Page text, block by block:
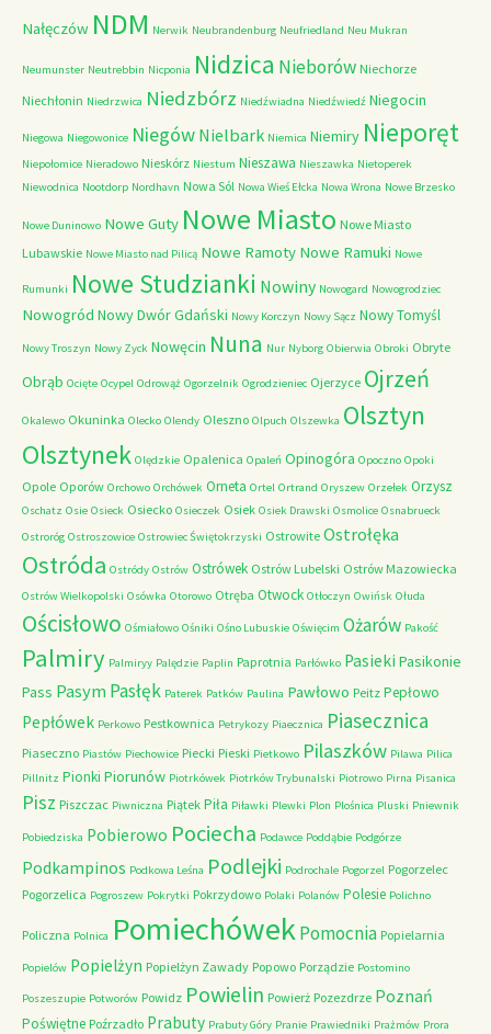
Nałęczów NDM Nerwik Neubrandenburg Neufriedland Neu Mukran
Neumunster Neutrebbin Nicponia Nidzica Nieborów Niechorze
Niechłonin Niedrzwica Niedzbórz Niedźwiadna Niedźwiedź Niegocin
Niegowa Niegowonice Niegów Nielbark Niemica Niemiry Nieporęt
Niepołomice Nieradowo Nieskórz Niestum Nieszawa Nieszawka Nietoperek
Niewodnica Nootdorp Nordhavn Nowa Sól Nowa Wieś Ełcka Nowa Wrona Nowe Brzesko
Nowe Duninowo Nowe Guty Nowe Miasto Nowe Miasto
Lubawskie Nowe Miasto nad Pilicą Nowe Ramoty Nowe Ramuki Nowe
Rumunki Nowe Studzianki Nowiny Nowogard Nowogrodziec
Nowogród Nowy Dwór Gdański Nowy Korczyn Nowy Sącz Nowy Tomyśl
Nowy Troszyn Nowy Zyck Nowęcin Nuna Nur Nyborg Obierwia Obroki Obryte
Obrąb Ocięte Ocypel Odrowąż Ogorzelnik Ogrodzieniec Ojerzyce Ojrzeń
Okalewo Okuninka Olecko Olendy Oleszno Olpuch Olszewka Olsztyn
Olsztynek Olędzkie Opalenica Opaleń Opinogóra Opoczno Opoki
Opole Oporów Orchowo Orchówek Orneta Ortel Ortrand Oryszew Orzełek Orzysz
Oschatz Osie Osieck Osiecko Osieczek Osiek Osiek Drawski Osmolice Osnabrueck
Ostroróg Ostroszowice Ostrowiec Świętokrzyski Ostrowite Ostrołęka
Ostróda Ostródy Ostrów Ostrówek Ostrów Lubelski Ostrów Mazowiecka
Ostrów Wielkopolski Osówka Otorowo Otręba Otwock Otłoczyn Owińsk Ołuda
Ościsłowo Ośmiałowo Ośniki Ośno Lubuskie Oświęcim Ożarów Pakość
Palmiry Palmiryy Palędzie Paplin Paprotnia Parłówko Pasieki Pasikonie
Pass PasymPasłęk Paterek Patków Paulina Pawłowo Peitz Pepłowo
Pepłówek Perkowo Pestkownica Petrykozy Piaecznica Piasecznica
Piaseczno Piastów Piechowice Piecki Pieski Pietkowo Pilaszków Pilawa Pilica
Pillnitz Pionki Piorunów Piotrkówek Piotrków Trybunalski Piotrowo Pirna Pisanica
Pisz Piszczac Piwniczna Piątek Piła Piławki Plewki Plon Plośnica Pluski Pniewnik
Pobiedziska Pobierowo Pociecha Podawce Poddąbie Podgórze
Podkampinos Podkowa Leśna Podlejki Podrochale Pogorzel Pogorzelec
Pogorzelica Pogroszew Pokrytki Pokrzydowo Polaki Polanów Polesie Polichno
Policzna Polnica PomiechówekPomocnia Popielarnia
Popielów Popielżyn Popielżyn Zawady Popowo Porządzie Postomino
Poszeszupie Potworów Powidz Powielin Powierż Pozezdrze Poznań
Poświętne Poźrzadło Prabuty Prabuty Góry Pranie Prawiedniki Prażmów Prora